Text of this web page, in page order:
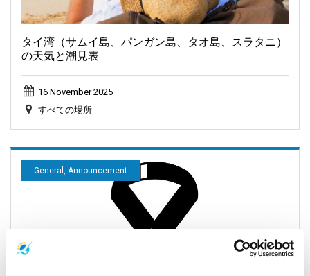
タイ湾（サムイ島、パンガン島、タオ島、スラタニ）
の天気と潮見表
16 November 2025
すべての場所
General, Announcement